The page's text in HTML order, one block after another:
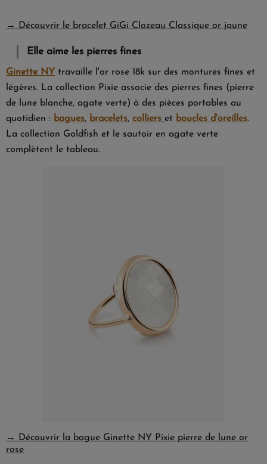
→ Découvrir le bracelet GiGi Clozeau Classique or jaune
Elle aime les pierres fines
Ginette NY travaille l'or rose 18k sur des montures fines et
légères. La collection Pixie associe des pierres fines (pierre
de lune blanche, agate verte) à des pièces portables au
quotidien : bagues, bracelets, colliers et boucles d'oreilles.
La collection Goldfish et le sautoir en agate verte
complètent le tableau.
→ Découvrir la bague Ginette NY Pixie pierre de lune or
rose